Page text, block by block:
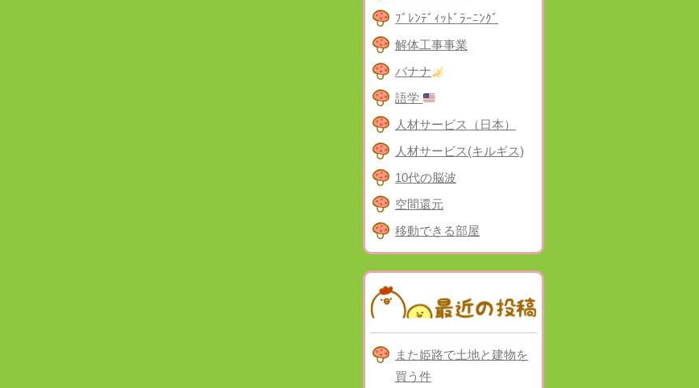
ﾌﾞﾚﾝﾃﾞｨｯﾄﾞﾗｰﾆﾝｸﾞ
解体工事事業
バナナ
語学
人材サービス（日本）
人材サービス(キルギス)
10代の脳波
空間還元
移動できる部屋
また姫路で土地と建物を
買う件